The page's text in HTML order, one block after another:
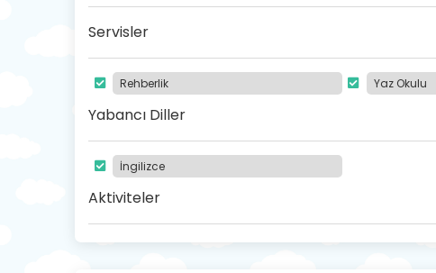
Servisler
Rehberlik Yaz Okulu
Yabancı Diller
İngilizce
Aktiviteler